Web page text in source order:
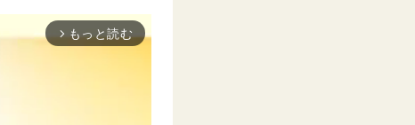
arrow_forward_ios もっと読む